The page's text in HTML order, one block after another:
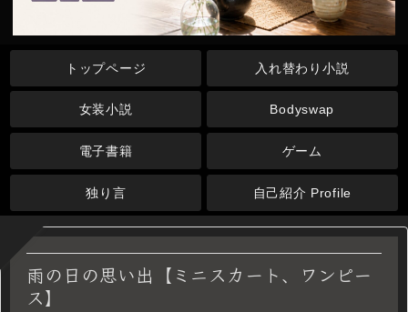
トップページ 入れ替わり小説
女装小説 Bodyswap
電子書籍 ゲーム
独り言 自己紹介 Profile
雨の日の思い出【ミニスカート、ワンピー
ス】